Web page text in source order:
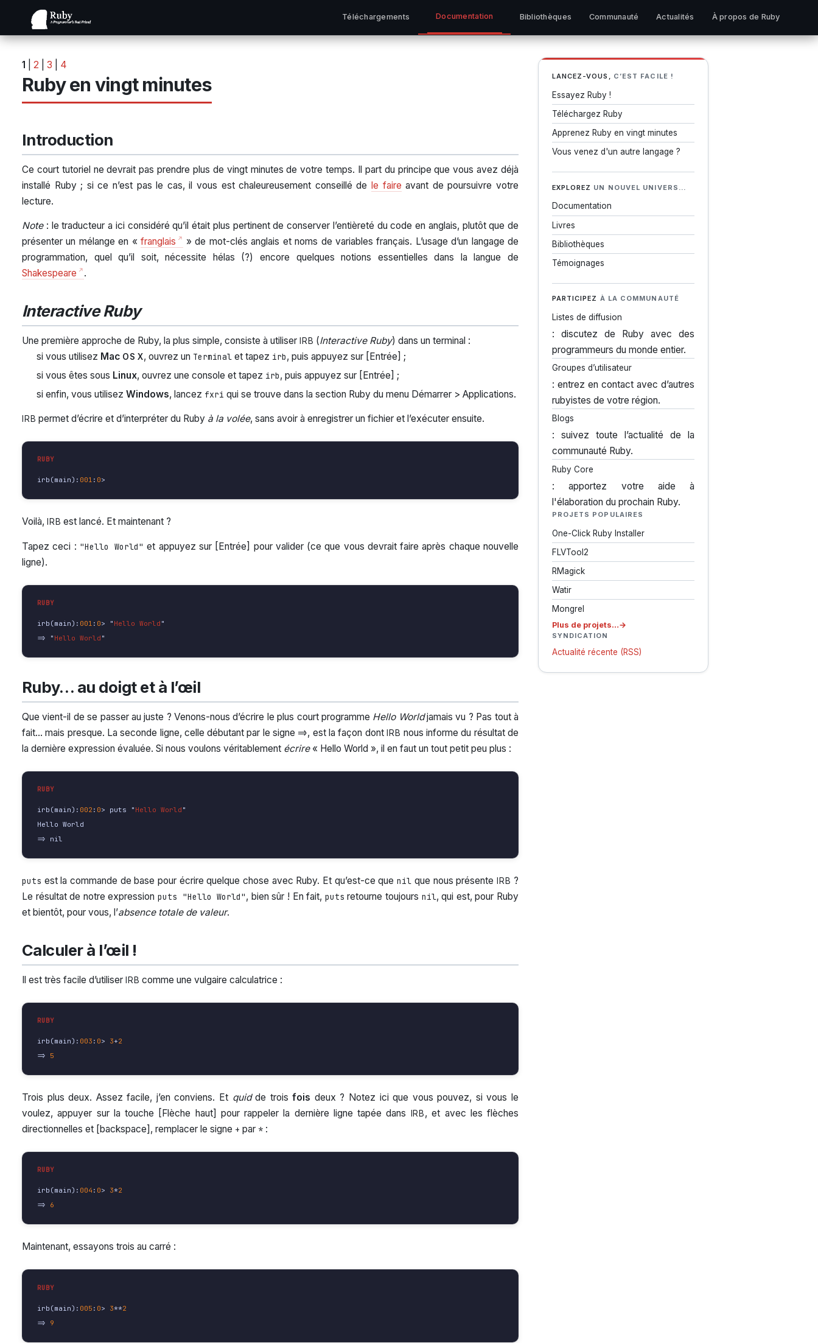
Téléchargements Documentation Bibliothèques Communauté Actualités À propos de Ruby
1 2 3 4
Ruby en vingt minutes
Introduction
Ce court tutoriel ne devrait pas prendre plus de vingt minutes de votre temps. Il part du principe que vous avez déjà
installé Ruby ; si ce n’est pas le cas, il vous est chaleureusement conseillé de le faire avant de poursuivre votre
lecture.
Note: le traducteur a ici considéré qu’il était plus pertinent de conserver l’entièreté du code en anglais, plutôt que de
présenter un mélange en «franglais
» de mot-clés anglais et noms de variables français. L’usage d’un langage de
programmation, quel qu’il soit, nécessite hélas (?) encore quelques notions essentielles dans la langue de
Shakespeare
.
Interactive Ruby
Une première approche de Ruby, la plus simple, consiste à utiliser IRB (Interactive Ruby) dans un terminal :
si vous utilisez Mac OS X, ouvrez un Terminal et tapez irb, puis appuyez sur [Entrée] ;
si vous êtes sous Linux, ouvrez une console et tapez irb, puis appuyez sur [Entrée] ;
si enfin, vous utilisez Windows, lancez fxri qui se trouve dans la section Ruby du menu Démarrer > Applications.
IRB permet d’écrire et d’interpréter du Ruby à la volée, sans avoir à enregistrer un fichier et l’exécuter ensuite.
irb (main): 001 : 0>
Voilà, IRB est lancé. Et maintenant ?
Tapez ceci : "Hello World" et appuyez sur [Entrée] pour valider (ce que vous devrait faire après chaque nouvelle
ligne).
irb (main): 001 : 0> " Hello World "
=>
" Hello World "
Ruby… au doigt et à l’œil
Que vient-il de se passer au juste ? Venons-nous d’écrire le plus court programme Hello Worldjamais vu ? Pas tout à
fait… mais presque. La seconde ligne, celle débutant par le signe =>, est la façon dont IRB nous informe du résultat de
la dernière expression évaluée. Si nous voulons véritablement écrire« Hello World », il en faut un tout petit peu plus :
irb (main): 002 : 0> puts " Hello World "
Hello World
=>
nil
puts est la commande de base pour écrire quelque chose avec Ruby. Et qu’est-ce quenil que nous présente IRB ?
Le résultat de notre expression puts "Hello World", bien sûr ! En fait, puts retourne toujours nil, qui est, pour Ruby
et bientôt, pour vous, l’absence totale de valeur.
Calculer à l’œil !
Il est très facile d’utiliser IRB comme une vulgaire calculatrice :
irb (main): 003 : 0> 3+2
=>
5
Trois plus deux. Assez facile, j’en conviens. Et quidde troisfois deux ? Notez ici que vous pouvez, si vous le
voulez, appuyer sur la touche [Flèche haut] pour rappeler la dernière ligne tapée dans
IRB, et avec les flèches
directionnelles et [backspace], remplacer le signe + par * :
irb (main): 004 : 0> 3*2
=>
6
Maintenant, essayons trois au carré :
irb (main): 005 : 0> 3**2
=>
9
LANCEZ-VOUS, C’EST FACILE !
Essayez Ruby !
Téléchargez Ruby
Apprenez Ruby en vingt minutes
Vous venez d'un autre langage ?
EXPLOREZ UN NOUVEL UNIVERS…
Documentation
Livres
Bibliothèques
Témoignages
PARTICIPEZ À LA COMMUNAUTÉ
Listes de diffusion
: discutez de Ruby avec des
programmeurs du monde entier.
Groupes d’utilisateur
: entrez en contact avec d’autres
rubyistes de votre région.
Blogs
: suivez toute l’actualité de la
communauté Ruby.
Ruby Core
: apportez votre aide à
l'élaboration du prochain Ruby.
PROJETS POPULAIRES
One-Click Ruby Installer
FLVTool2
RMagick
Watir
Mongrel
Plus de projets…
SYNDICATION
Actualité récente (RSS)